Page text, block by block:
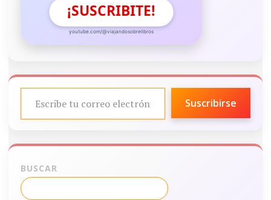
¡SUSCRIBITE!
youtube.com/@viajandosobrelibros
ESCRIBE TU CORREO ELECTRÓNICO…
Suscribirse
BUSCAR